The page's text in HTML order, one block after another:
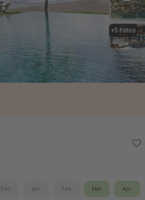
+5 Fotos
Dez Jan Feb Mär Apr